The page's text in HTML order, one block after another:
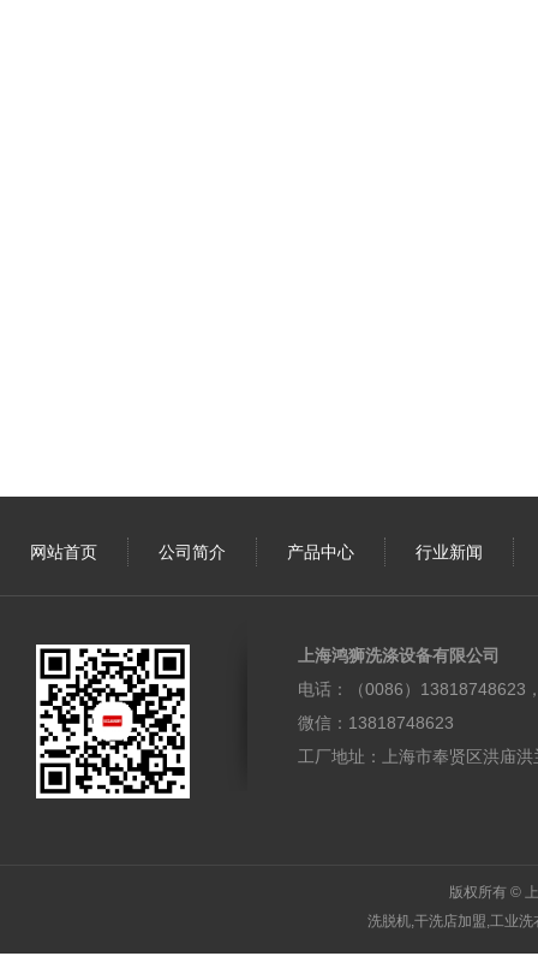
网站首页 公司简介 产品中心 行业新闻
上海鸿狮洗涤设备有限公司
电话：（0086）13818748623
微信：13818748623
工厂地址：上海市奉贤区洪庙
版权所有© 上
洗脱机,干洗店加盟,工业